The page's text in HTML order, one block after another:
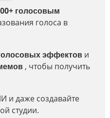
голосовым
голоса в
эффектов и
, чтобы получить
и даже создавайте
студии.